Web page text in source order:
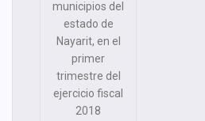
municipios del
estado de
Nayarit, en el
primer
trimestre del
ejercicio fiscal
2018